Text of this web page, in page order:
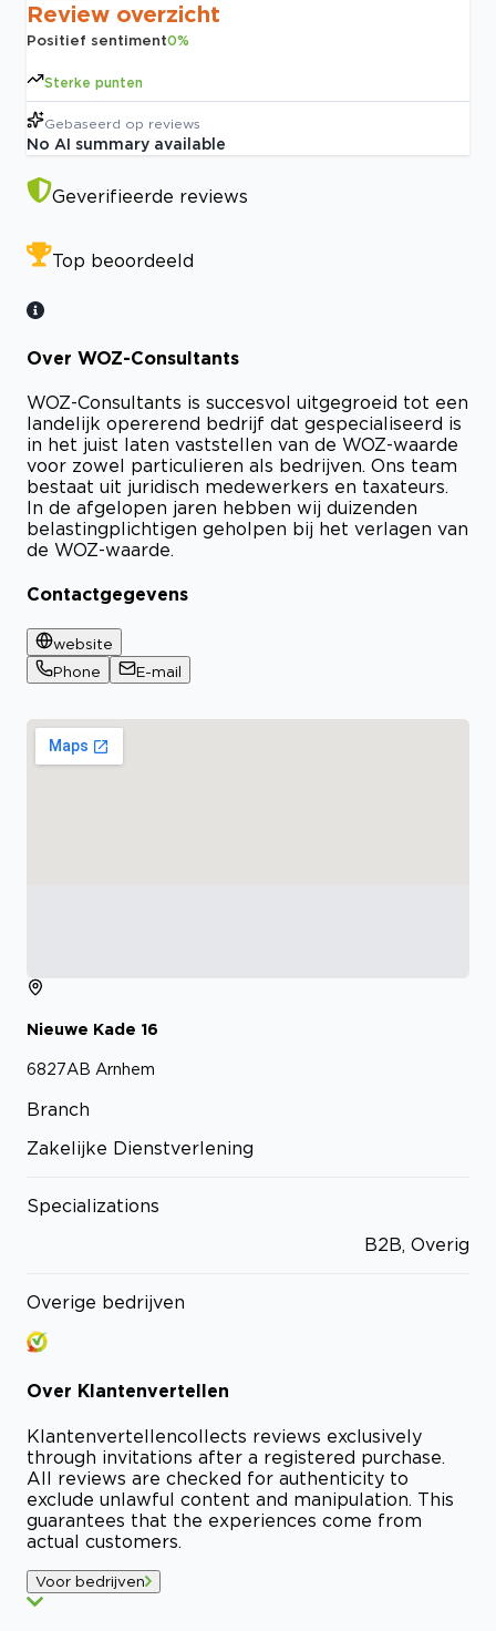
Review overzicht
Positief sentiment0%
Sterke punten
Gebaseerd op reviews
No AI summary available
Geverifieerde reviews
Top beoordeeld
Over WOZ-Consultants
WOZ-Consultants is succesvol uitgegroeid tot een
landelijk opererend bedrijf dat gespecialiseerd is
in het juist laten vaststellen van de WOZ-waarde
voor zowel particulieren als bedrijven. Ons team
bestaat uit juridisch medewerkers en taxateurs.
In de afgelopen jaren hebben wij duizenden
belastingplichtigen geholpen bij het verlagen van
de WOZ-waarde.
Contactgegevens
website
Phone
E-mail
Nieuwe Kade 16
6827AB Arnhem
Branch
Zakelijke Dienstverlening
Specializations
B2B, Overig
Overige bedrijven
Over Klantenvertellen
Klantenvertellencollects reviews exclusively
through invitations after a registered purchase.
All reviews are checked for authenticity to
exclude unlawful content and manipulation. This
guarantees that the experiences come from
actual customers.
Voor bedrijven